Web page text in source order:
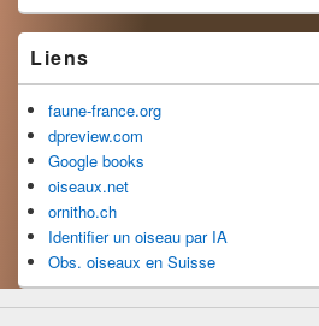
Liens
faune-france.org
dpreview.com
Google books
oiseaux.net
ornitho.ch
Identifier un oiseau par IA
Obs. oiseaux en Suisse